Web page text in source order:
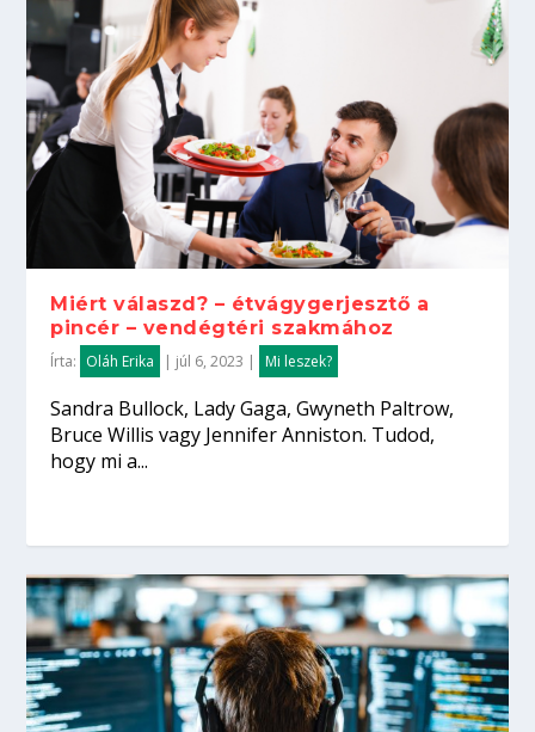
Miért válaszd? – étvágygerjesztő a
pincér – vendégtéri szakmához
Írta: Oláh Erika | júl 6, 2023 | Mi leszek?
Sandra Bullock, Lady Gaga, Gwyneth Paltrow,
Bruce Willis vagy Jennifer Anniston. Tudod,
hogy mi a...